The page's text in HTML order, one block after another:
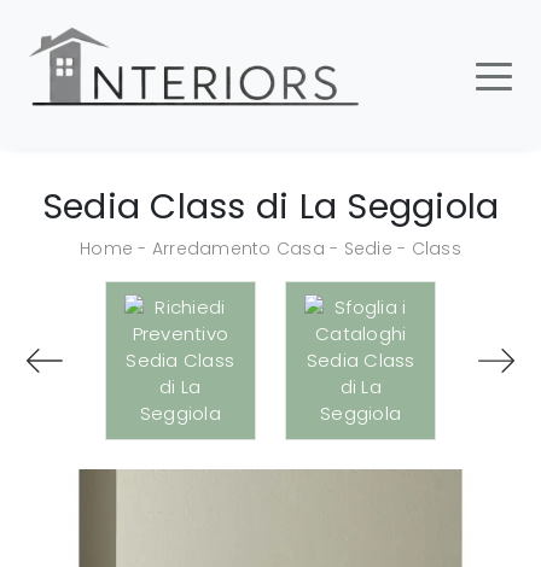
Sedia Class di La Seggiola
Home - Arredamento Casa - Sedie - Class